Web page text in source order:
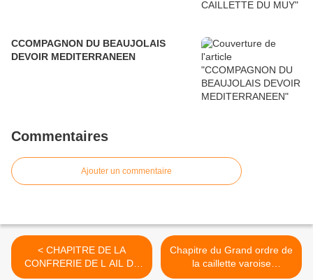
CCOMPAGNON DU BEAUJOLAIS
DEVOIR MEDITERRANEEN
Commentaires
Ajouter un commentaire
< CHAPITRE DE LA
CONFRERIE DE L AIL DE
PIOLENC A PIOLENC(84)
Chapitre du Grand ordre de
la caillette varoise
Dimanche 14 juin >